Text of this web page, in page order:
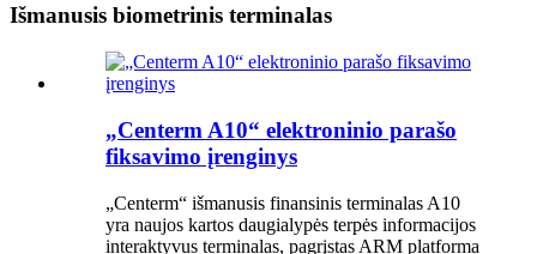
Išmanusis biometrinis terminalas
„Centerm A10“ elektroninio parašo
fiksavimo įrenginys
„Centerm“ išmanusis finansinis terminalas A10
yra naujos kartos daugialypės terpės informacijos
interaktyvus terminalas, pagrįstas ARM platforma